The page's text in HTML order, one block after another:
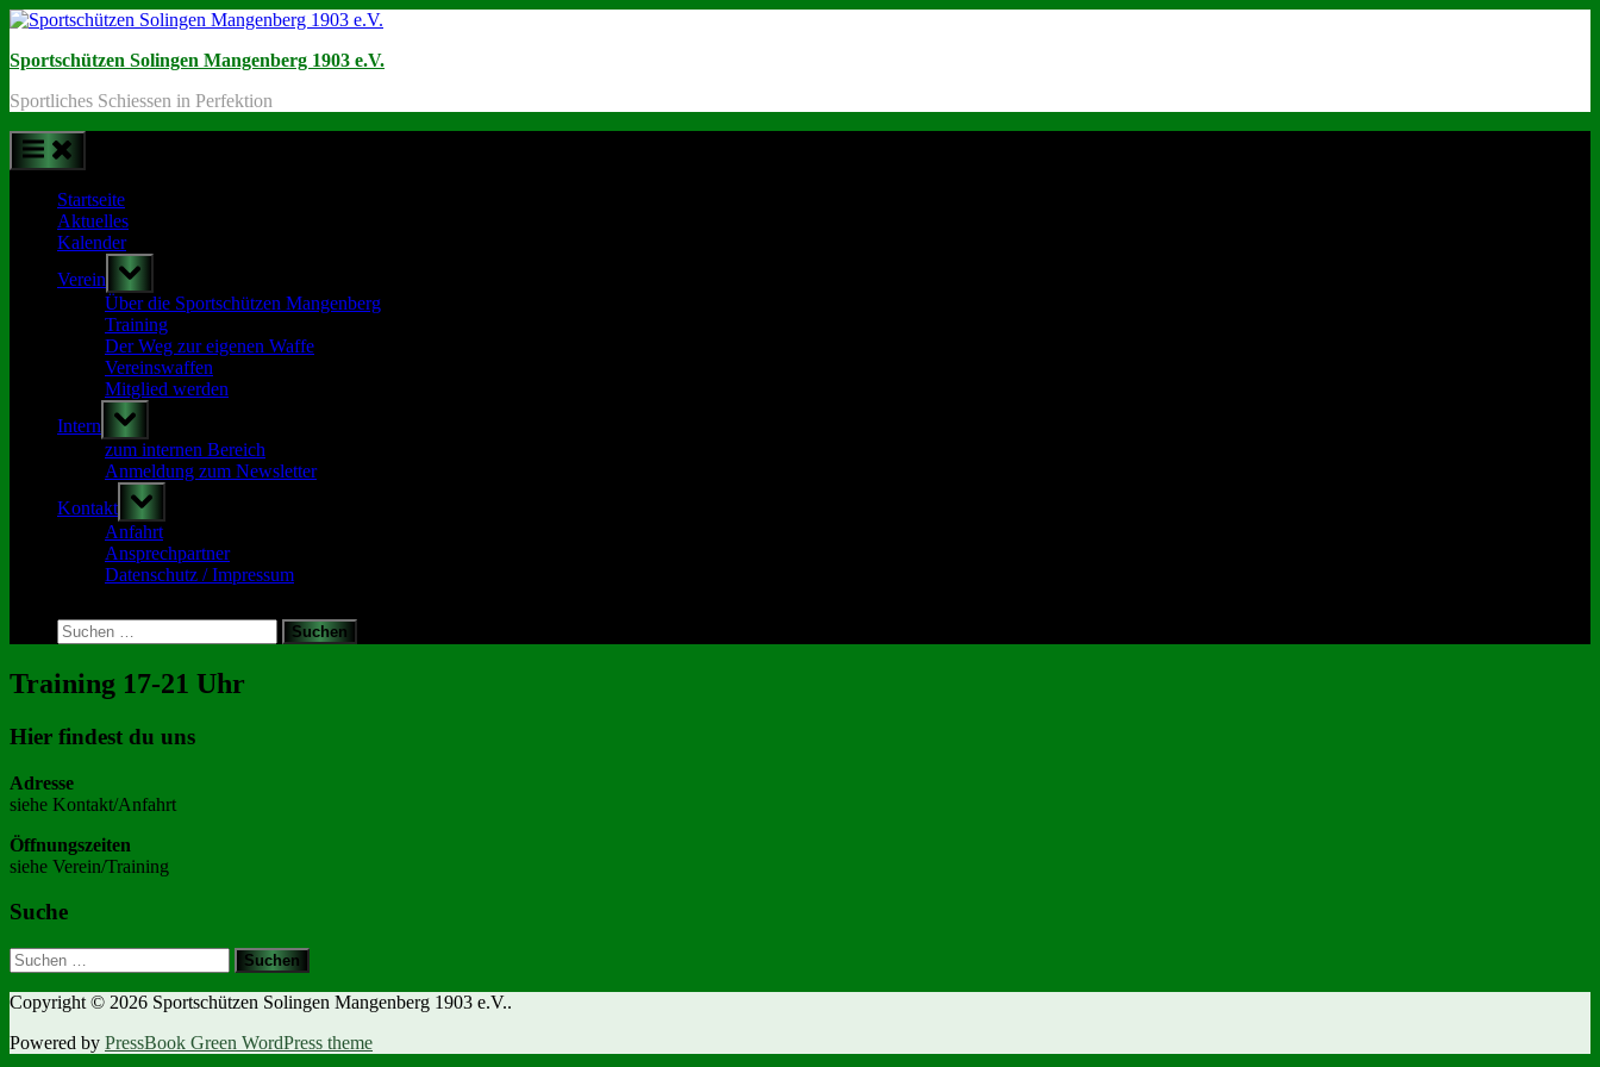
Skip
content
Sportschützen Solingen Mangenberg 1903 e.V.
Sportliches Schiessen in Perfektion
Startseite
Aktuelles
Kalender
Verein
Toggle
sub-
menu
Über die Sportschützen Mangenberg
Training
Der Weg zur eigenen Waffe
Vereinswaffen
Mitglied werden
Intern
Toggle
sub-
menu
zum internen Bereich
Anmeldung zum Newsletter
Kontakt
Toggle
sub-
menu
Anfahrt
Ansprechpartner
Datenschutz / Impressum
search
form
Suchen
nach:
Training 17-21 Uhr
Hier findest du uns
Adresse
siehe Kontakt/Anfahrt
Öffnungszeiten
siehe Verein/Training
Suche
Suchen
nach:
Copyright © 2026 Sportschützen Solingen Mangenberg 1903 e.V..
Powered by PressBook Green WordPress theme